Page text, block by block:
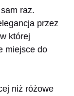
raz.
przez
której
miejsce do
niż różowe